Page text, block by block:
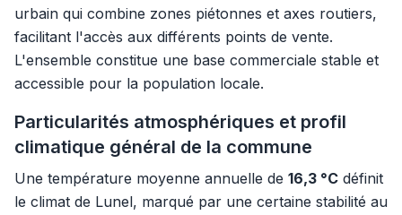
urbain qui combine zones piétonnes et axes routiers,
facilitant l'accès aux différents points de vente.
L'ensemble constitue une base commerciale stable et
accessible pour la population locale.
Particularités atmosphériques et profil
climatique général de la commune
Une température moyenne annuelle de 16,3 °C définit
le climat de Lunel, marqué par une certaine stabilité au